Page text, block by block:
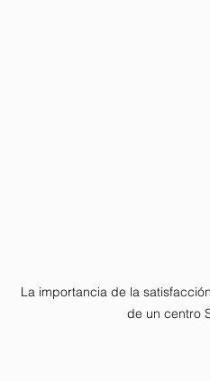
La importancia de la
de un centro